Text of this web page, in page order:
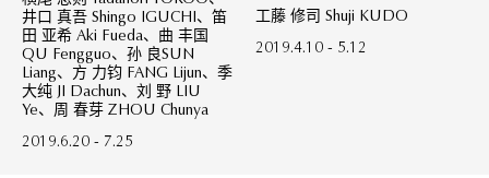
井口 真吾 Shingo IGUCHI、笛
田 亚希 Aki Fueda、曲 丰国
QU Fengguo、孙 良SUN
Liang、方 力钧 FANG Lijun、季
大纯 JI Dachun、刘 野 LIU
Ye、周 春芽 ZHOU Chunya
2019.6.20 - 7.25
工藤 修司 Shuji KUDO
2019.4.10 - 5.12